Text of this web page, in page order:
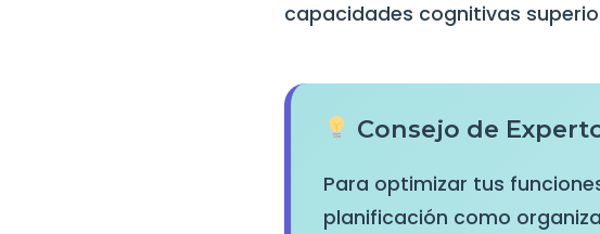
capacidades cognitivas
Consejo de
Para optimizar tus
planificación como